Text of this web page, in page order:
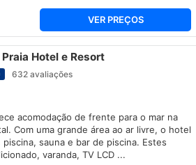
VER PREÇOS
Hotel e Resort
632 avaliações
acomodação de frente para o mar na
Com uma grande área ao ar livre, o hotel
sauna e bar de piscina. Estes
varanda, TV LCD ...